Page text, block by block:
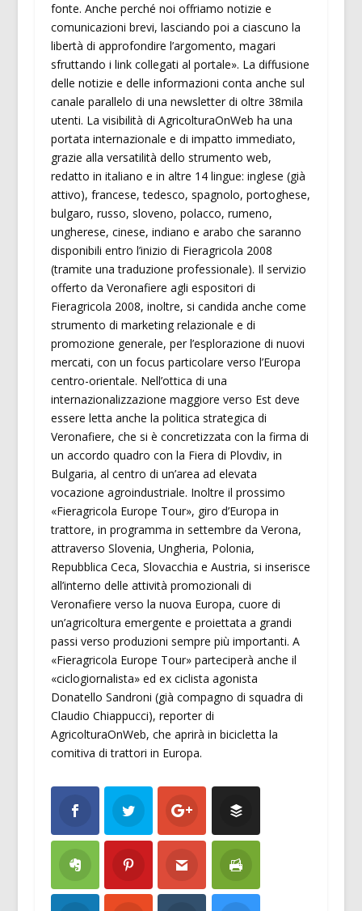
fonte. Anche perché noi offriamo notizie e
comunicazioni brevi, lasciando poi a ciascuno la
libertà di approfondire l’argomento, magari
sfruttando i link collegati al portale». La diffusione
delle notizie e delle informazioni conta anche sul
canale parallelo di una newsletter di oltre 38mila
utenti. La visibilità di AgricolturaOnWeb ha una
portata internazionale e di impatto immediato,
grazie alla versatilità dello strumento web,
redatto in italiano e in altre 14 lingue: inglese (già
attivo), francese, tedesco, spagnolo, portoghese,
bulgaro, russo, sloveno, polacco, rumeno,
ungherese, cinese, indiano e arabo che saranno
disponibili entro l’inizio di Fieragricola 2008
(tramite una traduzione professionale). Il servizio
offerto da Veronafiere agli espositori di
Fieragricola 2008, inoltre, si candida anche come
strumento di marketing relazionale e di
promozione generale, per l’esplorazione di nuovi
mercati, con un focus particolare verso l’Europa
centro-orientale. Nell’ottica di una
internazionalizzazione maggiore verso Est deve
essere letta anche la politica strategica di
Veronafiere, che si è concretizzata con la firma di
un accordo quadro con la Fiera di Plovdiv, in
Bulgaria, al centro di un’area ad elevata
vocazione agroindustriale. Inoltre il prossimo
«Fieragricola Europe Tour», giro d’Europa in
trattore, in programma in settembre da Verona,
attraverso Slovenia, Ungheria, Polonia,
Repubblica Ceca, Slovacchia e Austria, si inserisce
all’interno delle attività promozionali di
Veronafiere verso la nuova Europa, cuore di
un’agricoltura emergente e proiettata a grandi
passi verso produzioni sempre più importanti. A
«Fieragricola Europe Tour» parteciperà anche il
«ciclogiornalista» ed ex ciclista agonista
Donatello Sandroni (già compagno di squadra di
Claudio Chiappucci), reporter di
AgricolturaOnWeb, che aprirà in bicicletta la
comitiva di trattori in Europa.